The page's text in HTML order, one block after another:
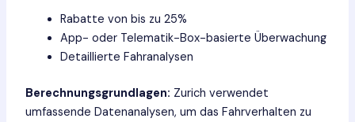
Rabatte von bis zu 25%
App- oder Telematik-Box-basierte Überwachung
Detaillierte Fahranalysen
Berechnungsgrundlagen: Zurich verwendet
umfassende Datenanalysen, um das Fahrverhalten zu